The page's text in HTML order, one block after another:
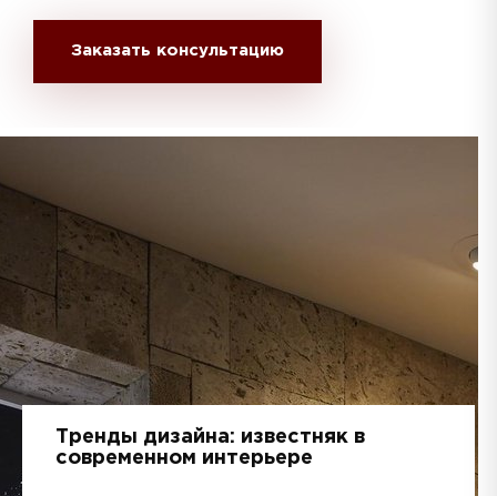
Заказать консультацию
Тренды дизайна: известняк в
современном интерьере